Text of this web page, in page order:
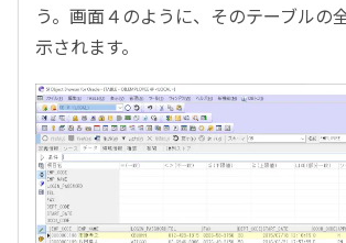
う。画面４のように、そのテーブルの
示されます。